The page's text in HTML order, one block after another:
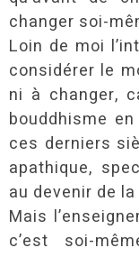
changer soi-
Loin de moi
considérer le
ni à changer,
bouddhisme
ces derniers
apathique,
au devenir de
Mais
c’est soi-